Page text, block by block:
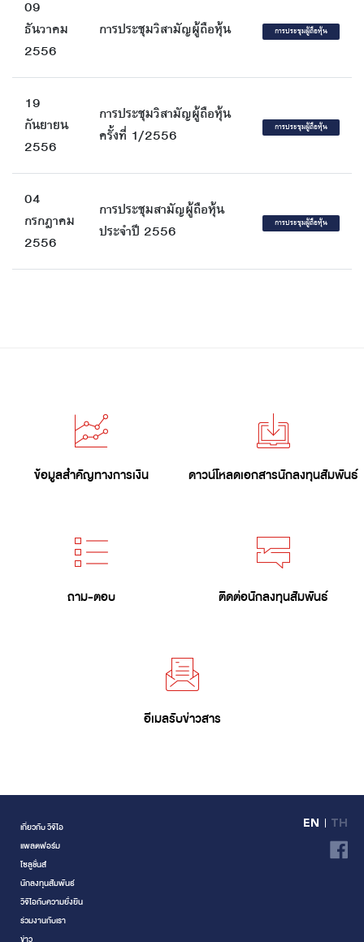
09
ธันวาคม
2556
การประชุมวิสามัญผู้ถือหุ้น การประชุมผู้ถือหุ้น
19
กันยายน
2556
การประชุมวิสามัญผู้ถือหุ้น
ครั้งที่ 1/2556
การประชุมผู้ถือหุ้น
04
กรกฎาคม
2556
การประชุมสามัญผู้ถือหุ้น
ประจำปี 2556
การประชุมผู้ถือหุ้น
ข้อมูลสำคัญทางการเงิน ดาวน์โหลดเอกสารนักลงทุนสัมพันธ์
ถาม-ตอบ ติดต่อนักลงทุนสัมพันธ์
อีเมลรับข่าวสาร
เกี่ยวกับ วีจีไอ
แพลตฟอร์ม
โซลูชั่นส์
นักลงทุนสัมพันธ์
วีจีไอกับความยั่งยืน
ร่วมงานกับเรา
EN TH